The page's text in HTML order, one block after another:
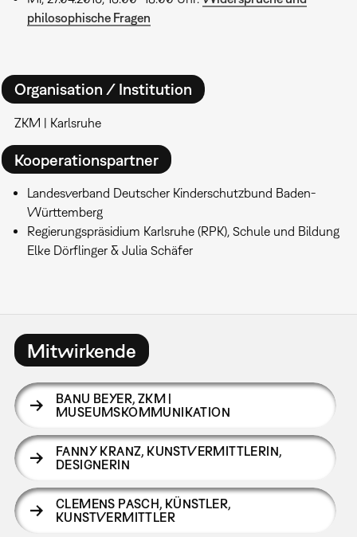
philosophische Fragen
Organisation / Institution
ZKM | Karlsruhe
Kooperationspartner
Landesverband Deutscher Kinderschutzbund Baden-
Württemberg
Regierungspräsidium Karlsruhe (RPK), Schule und Bildung
Elke Dörflinger & Julia Schäfer
Mitwirkende
BANU BEYER, ZKM |
MUSEUMSKOMMUNIKATION
FANNY KRANZ, KUNSTVERMITTLERIN,
DESIGNERIN
CLEMENS PASCH , KÜNSTLER,
KUNSTVERMITTLER